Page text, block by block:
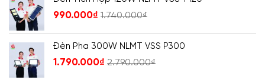
990.000₫ 1.740.000₫
Đèn Pha 300W NLMT VSS P300
1.790.000₫ 2.790.000₫